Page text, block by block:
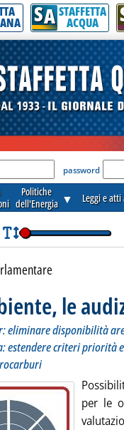
interamente la notizia.
SA STAFFETTA
ACQUA
perpassword
Politiche
dell'Energia ▼ Leggi e
le
eliminare disponibilità
estendere criteri priorità
per le